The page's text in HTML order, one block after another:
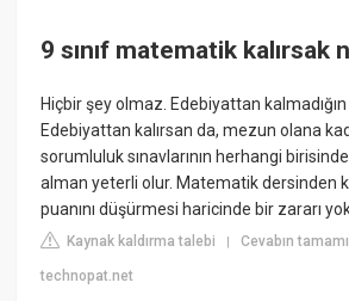
9 sınıf matematik kalırsak
Hiçbir şey olmaz. Edebiyattan
Edebiyattan kalırsan da, mezun olana
sorumluluk sınavlarının herhangi
alman yeterli olur. Matematik dersinden
puanını düşürmesi haricinde bir zararı
Kaynak kaldırma talebi |Cevabın
technopat.net